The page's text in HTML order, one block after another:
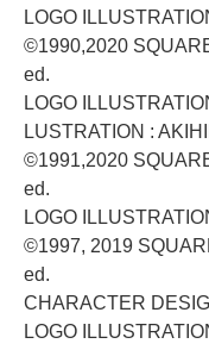
LOGO
©1990,2020
ed.
LOGO
LUSTRATION :
©1991,2020
ed.
LOGO
©1997, 2019
ed.
CHARACTER
LOGO